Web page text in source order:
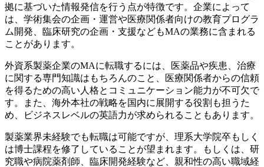
拠に基づいた情報発信を行う点が特徴です。企業によって
は、学術集会の企画・運営や医療関係者向けの教育プログラ
ム開発、臨床研究の企画・支援などもMAの業務に含まれる
ことがあります。
外資系製薬企業のMAに転職するには、医薬品や疾患、治療
に関する専門知識はもちろんのこと、医療関係者からの信頼
を得るための高い人格とコミュニケーション能力が不可欠で
す。また、海外本社の戦略を国内に展開する役割も担うた
め、ビジネスレベルの英語力が求められることもあります。
製薬業界未経験でも転職は可能ですが、理系大学院卒もしく
は博士課程を修了していることが望まれます。もしくは、研
究職や病院薬剤師、臨床開発経験など、親和性の高い職域経